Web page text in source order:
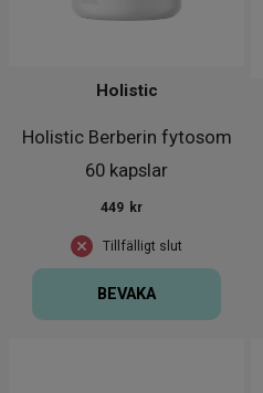
Holistic Berberin fytosom
60 kapslar
Holistic
Tillfälligt slut
449 kr
BEVAKA